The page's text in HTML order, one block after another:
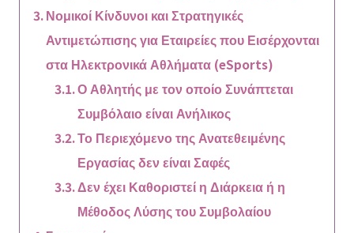
Νομικοί Κίνδυνοι και Στρατηγικές
Αντιμετώπισης για Εταιρείες που Εισέρχονται
στα Ηλεκτρονικά Αθλήματα (eSports)
Ο Αθλητής με τον οποίο Συνάπτεται
Συμβόλαιο είναι Ανήλικος
Το Περιεχόμενο της Ανατεθειμένης
Εργασίας δεν είναι Σαφές
Δεν έχει Καθοριστεί η Διάρκεια ή η
Μέθοδος Λύσης του Συμβολαίου